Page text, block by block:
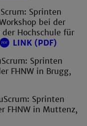
Sprinten
bei der
Hochschule für
LINK (PDF)
Sprinten
FHNW in Brugg,
Sprinten
FHNW in Muttenz,